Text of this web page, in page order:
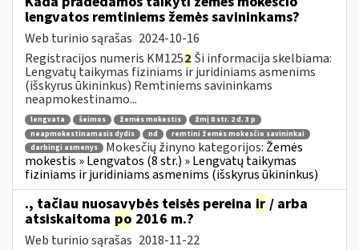
lengvatos remtiniems žemės savininkams?
Web turinio sąrašas 2024-10-16
Registracijos numeris KM1252 Ši informacija skelbiama:
Lengvatų taikymas fiziniams ir juridiniams asmenims
(išskyrus ūkininkus) Remtiniems savininkams
neapmokestinamo...
lengvata šeimos žemės mokestis
žmį 8 str. 2 d. 3 p
neapmokestinamasis dydis
nd
remtini žemės mokesčio savininkai
darbingi asmenys
Mokesčių žinyno kategorijos: Žemės
mokestis » Lengvatos (8 str.) » Lengvatų taikymas
fiziniams ir juridiniams asmenims (išskyrus ūkininkus)
., tačiau nuosavybės teisės pereina ir / arba
atsiskaitoma po 2016 m.?
Web turinio sąrašas 2018-11-22